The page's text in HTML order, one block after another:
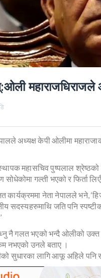
महाराजधिराजले
अध्यक्ष केपी ओलीमा
महासचिव पुष्पलाल
गल्ती भएको र फिर्ता
कार्यक्रममा नेता नेपालले भने,
सदस्यहरुमाथि जति पनि
नै गलत भएको भन्दै ओलीको उक्त
नभएको उनले बताए ।
सुधारका लागि आफू अहिले पनि